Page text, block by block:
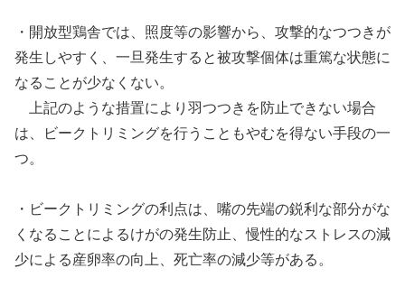
・開放型鶏舎では、照度等の影響から、攻撃的なつつきが
発生しやすく、一旦発生すると被攻撃個体は重篤な状態に
なることが少なくない。
上記のような措置により羽つつきを防止できない場合
は、ビークトリミングを行うこともやむを得ない手段の一
つ。
・ビークトリミングの利点は、嘴の先端の鋭利な部分がな
くなることによるけがの発生防止、慢性的なストレスの減
少による産卵率の向上、死亡率の減少等がある。